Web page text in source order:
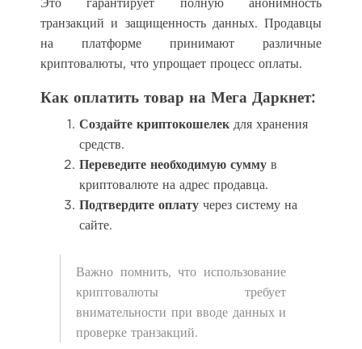
транзакций и защищенность данных. Продавцы
на платформе принимают различные
криптовалюты, что упрощает процесс оплаты.
Как оплатить товар на Мега Даркнет:
Создайте криптокошелек для хранения
средств.
Переведите необходимую сумму в
криптовалюте на адрес продавца.
Подтвердите оплату через систему на
сайте.
Важно помнить, что использование
криптовалюты требует
внимательности при вводе данных и
проверке транзакций.